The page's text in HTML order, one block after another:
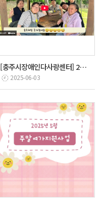
[충주시장애인다사랑센터] 2025년 대전국립숲체원캠프
2025-06-03